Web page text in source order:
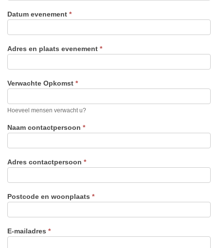
Datum evenement *
Adres en plaats evenement *
Verwachte Opkomst *
Hoeveel mensen verwacht u?
Naam contactpersoon *
Adres contactpersoon *
Postcode en woonplaats *
E-mailadres *